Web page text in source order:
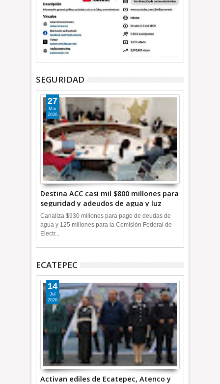
SEGURIDAD
Destina ACC casi mil $800 millones para
seguridad y adeudos de agua y luz
+Video
27
Mar
2026
Canaliza $930 millones para pago de deudas de
agua y 125 millones para la Comisión Federal de
Electr...
ECATEPEC
Activan ediles de Ecatepec, Atenco y
14
Jul
2026